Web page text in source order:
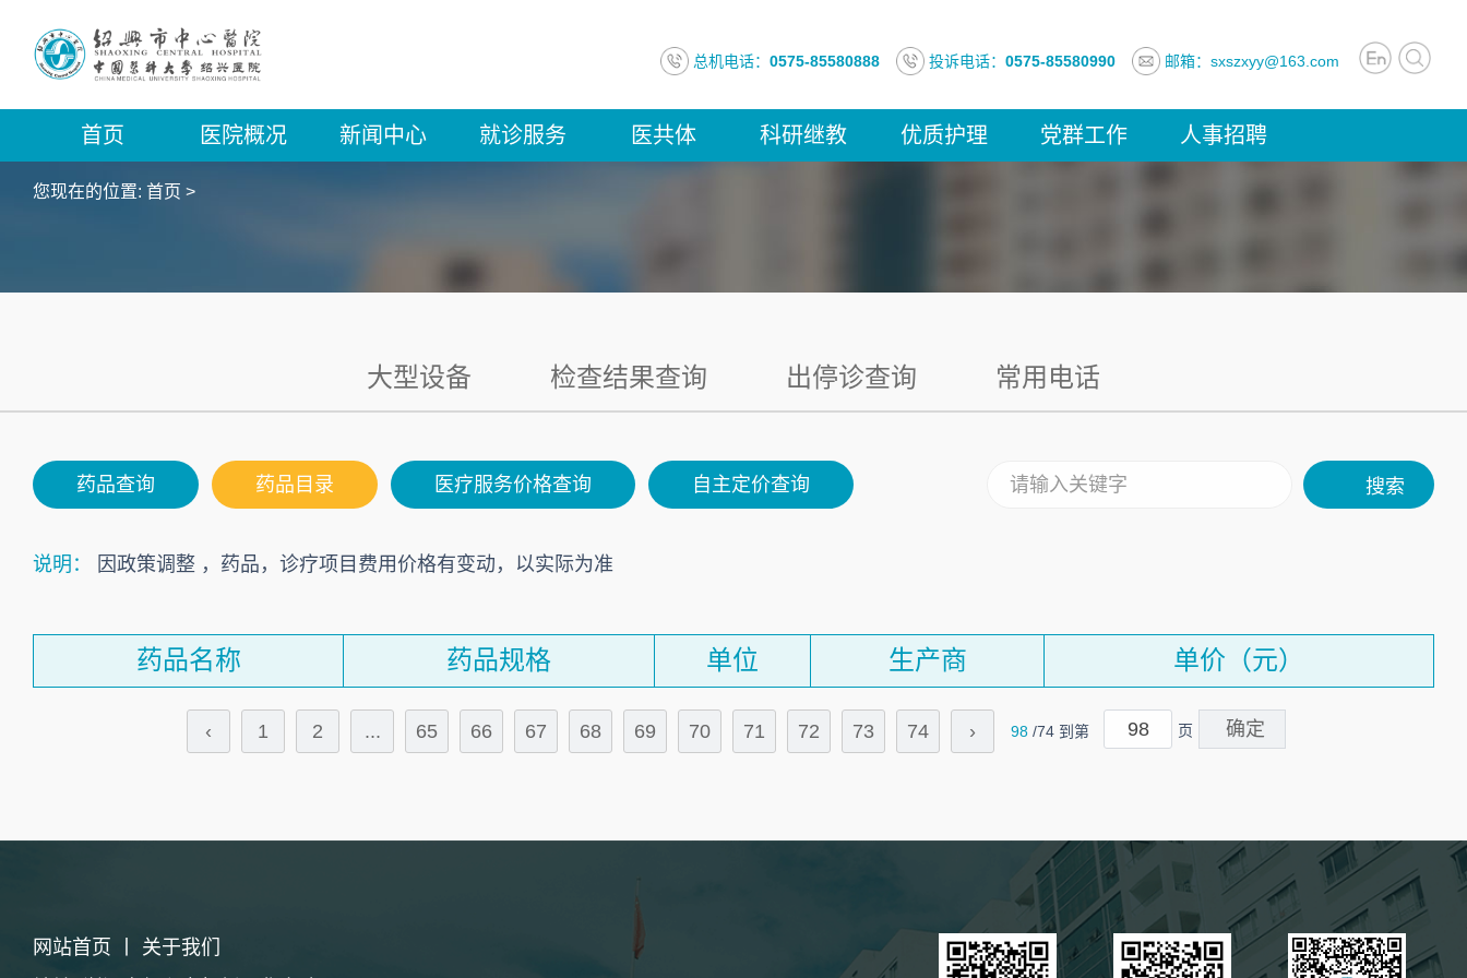
总机电话： 0575-85580888 投诉电话： 0575-85580990 邮箱：sxszxyy@163.com
首页 医院概况 新闻中心 就诊服务 医共体 科研继教 优质护理 党群工作 人事招聘
您现在的位置: 首页 >
大型设备 检查结果查询 出停诊查询 常用电话
药品查询 药品目录 医疗服务价格查询 自主定价查询
说明： 因政策调整 ，药品，诊疗项目费用价格有变动，以实际为准
药品名称 药品规格 单位 生产商 单价（元）
‹ 1 2 ... 65 66 67 68 69 70 71 72 73 74 › 98 /74 到第 页
网站首页
关于我们